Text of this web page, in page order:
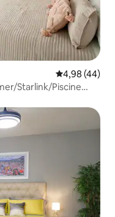
Évaluation
4,98 (44)
Starlink/Piscine